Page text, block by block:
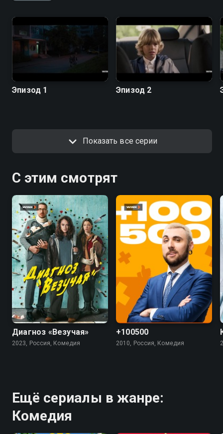
Эпизод 1 Эпизод 2
Показать все серии
С этим смотрят
7.4
Диагноз «Везучая»
2023, Россия, Комедия
5.5 4.5
+100500
2010, Россия, Комедия
Ещё сериалы в жанре:
Комедия